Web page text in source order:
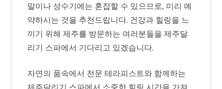
말이나 성수기에는 혼잡할 수 있으므로, 미리 예
약하시는 것을 추천드립니다. 건강과 힐링을 느
끼기 위해 제주를 방문하는 여러분들을 제주달
리기 스파에서 기다리고 있겠습니다.
자연의 품속에서 전문 테라피스트와 함께하는